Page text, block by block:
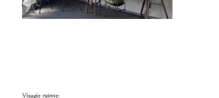
Visagie ruimte: